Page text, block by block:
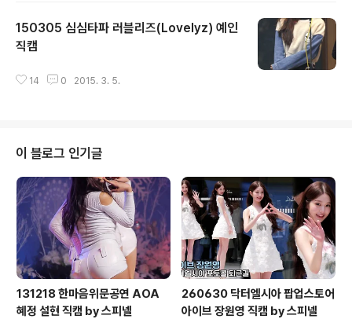
150305 심심타파 러블리즈(Lovelyz) 예인
직캠
14 0 2015. 3. 5.
이 블로그 인기글
131218 한마음위문공연 AOA
혜정 설현 직캠 by 스피넬
260630 닥터엘시아 팝업스토어
아이브 장원영 직캠 by 스피넬